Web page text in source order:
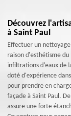
Découvrez
à Saint Paul
Effectuer un
raison d'esthétisme
infiltrations d'eaux de
doté d'expérience
pour prendre en
façade à Saint Paul.
assure une forte